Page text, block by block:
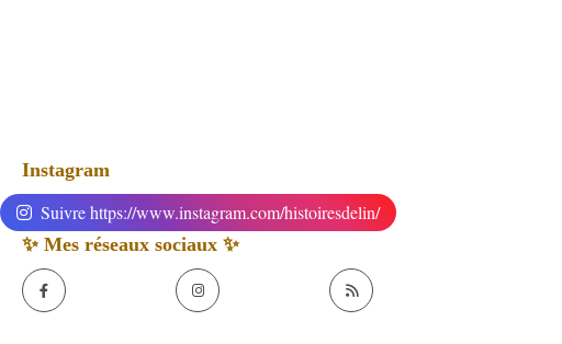
Instagram
Suivre https://www.instagram.com/histoiresdelin/
✨ Mes réseaux sociaux ✨